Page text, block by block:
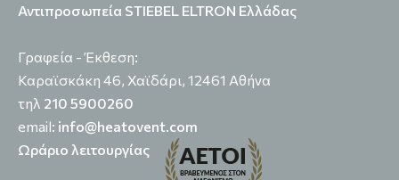
Αντιπροσωπεία STIEBEL ELTRON Ελλάδας
Γραφεία - Έκθεση:
Καραϊσκάκη 46, Χαϊδάρι, 12461 Αθήνα
τηλ 210 5900260
email: info@heatovent.com
Ωράριο λειτουργίας